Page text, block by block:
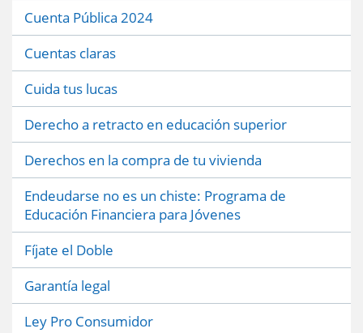
Cuenta Pública 2024
Cuentas claras
Cuida tus lucas
Derecho a retracto en educación superior
Derechos en la compra de tu vivienda
Endeudarse no es un chiste: Programa de
Educación Financiera para Jóvenes
Fíjate el Doble
Garantía legal
Ley Pro Consumidor